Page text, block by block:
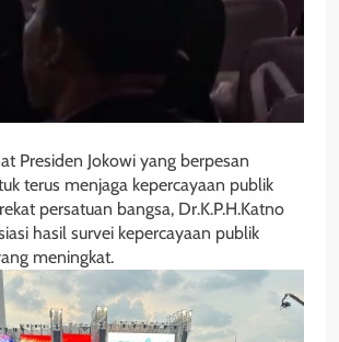
Presiden Jokowi yang berpesan
terus menjaga kepercayaan publik
persatuan bangsa, Dr.K.P.H.Katno
hasil survei kepercayaan publik
meningkat.